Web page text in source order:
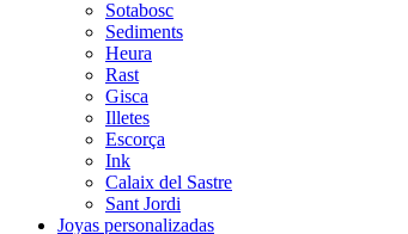
Sotabosc
Sediments
Heura
Rast
Gisca
Illetes
Escorça
Ink
Calaix del Sastre
Sant Jordi
Joyas personalizadas